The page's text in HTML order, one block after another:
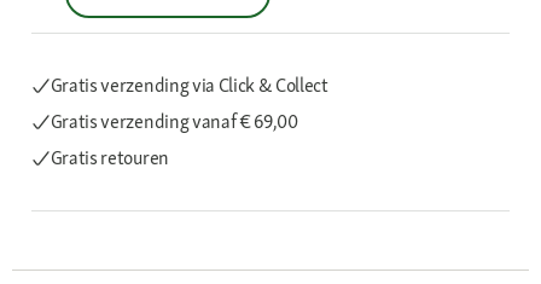
Gratis verzending via Click & Collect
Gratis verzendingvanaf € 69,00
Gratis retouren